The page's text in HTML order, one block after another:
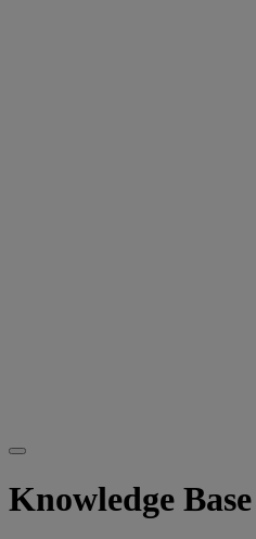
Knowledge Base